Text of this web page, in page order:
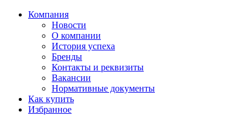
Компания
Новости
О компании
История успеха
Бренды
Контакты и реквизиты
Вакансии
Нормативные документы
Как купить
Избранное